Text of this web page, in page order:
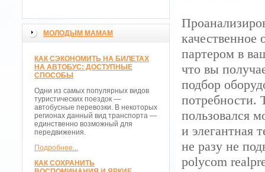
МОЛОДЫМ МАМАМ
КАК СЭКОНОМИТЬ НА БИЛЕТАХ
НА АВТОБУС: ДОСТУПНЫЕ
СПОСОБЫ
Одни из самых популярных видов
туристических поездок —
автобусные перевозки. В некоторых
регионах данный вид транспорта —
единственно возможный для
передвижения.
Подробнее...
КАК СОХРАНИТЬ
партером в
что вы
подбор
потребности.
пользовался
и элегантная
не разу не
polycom